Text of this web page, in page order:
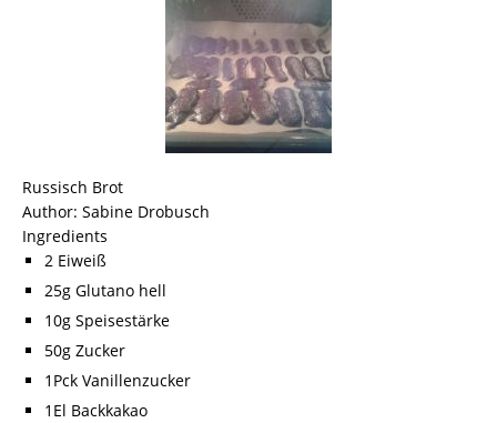
Russisch Brot
Author: Sabine Drobusch
Ingredients
2 Eiweiß
25g Glutano hell
10g Speisestärke
50g Zucker
1Pck Vanillenzucker
1El Backkakao